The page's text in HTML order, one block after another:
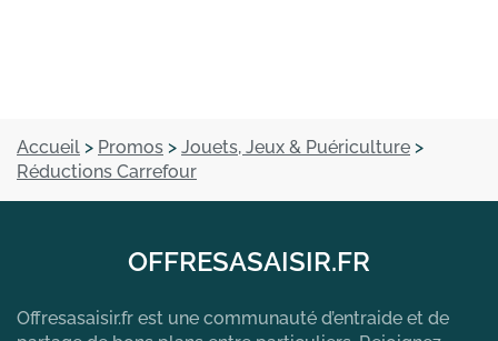
Accueil > Promos > Jouets, Jeux & Puériculture >
Réductions Carrefour
OFFRESASAISIR.FR
Offresasaisir.fr est une communauté d’entraide et de